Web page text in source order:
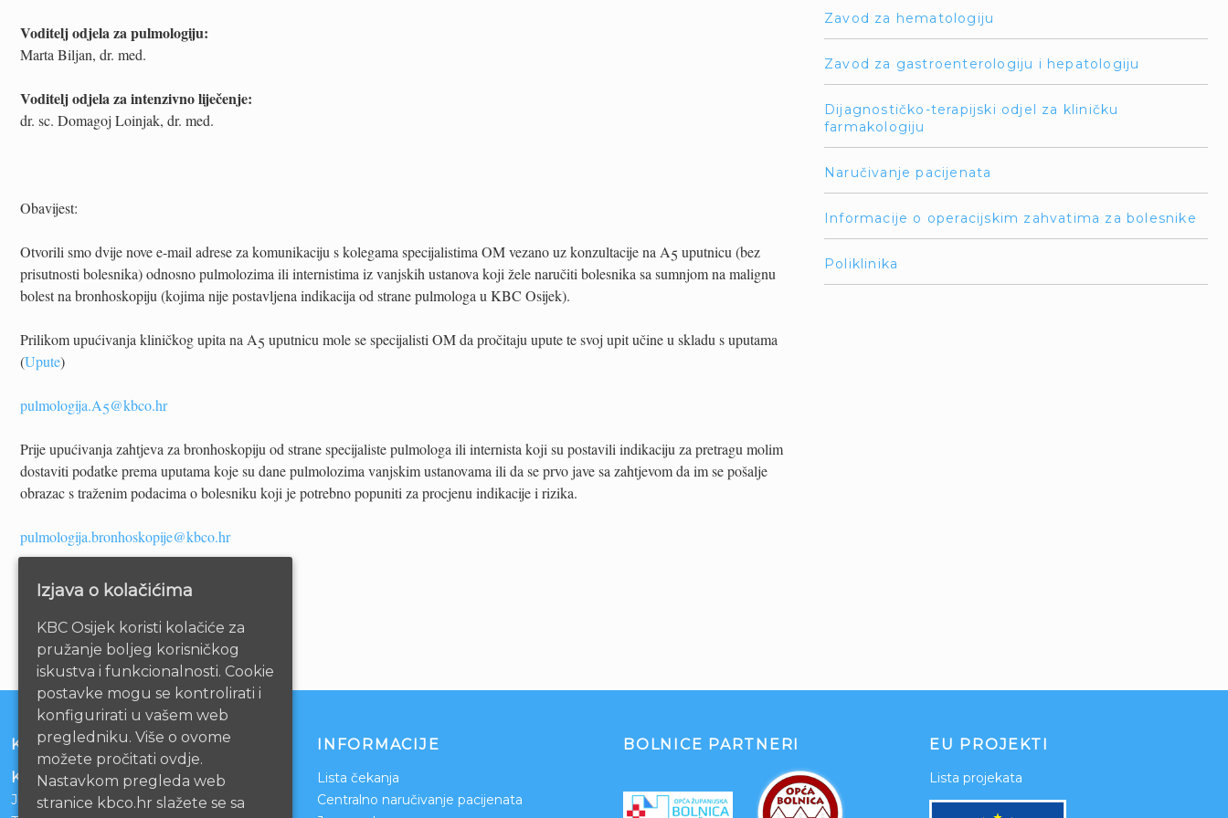
Voditelj odjela za pulmologiju:
Marta Biljan, dr. med.
Voditelj odjela za intenzivno liječenje:
dr. sc. Domagoj Loinjak, dr. med.
Obavijest:
Otvorili smo dvije nove e-mail adrese za komunikaciju s kolegama specijalistima OM vezano uz konzultacije na A5 uputnicu (bez
prisutnosti bolesnika) odnosno pulmolozima ili internistima iz vanjskih ustanova koji žele naručiti bolesnika sa sumnjom na malignu
bolest na bronhoskopiju (kojima nije postavljena indikacija od strane pulmologa u KBC Osijek).
Prilikom upućivanja kliničkog upita na A5 uputnicu mole se specijalisti OM da pročitaju upute te svoj upit učine u skladu s uputama
(Upute)
pulmologija.A5@kbco.hr
Prije upućivanja zahtjeva za bronhoskopiju od strane specijaliste pulmologa ili internista koji su postavili indikaciju za pretragu molim
dostaviti podatke prema uputama koje su dane pulmolozima vanjskim ustanovama ili da se prvo jave sa zahtjevom da im se pošalje
obrazac s traženim podacima o bolesniku koji je potrebno popuniti za procjenu indikacije i rizika.
pulmologija.bronhoskopije@kbco.hr
Zavod za hematologiju
Zavod za gastroenterologiju i hepatologiju
Dijagnostičko-terapijski odjel za kliničku
farmakologiju
Naručivanje pacijenata
Informacije o operacijskim zahvatima za bolesnike
Poliklinika
KONTAKT
Klinički bolnički centar Osijek
Josipa Huttlera 4
INFORMACIJE
Lista čekanja
Centralno naručivanje pacijenata
BOLNICE PARTNERI EU PROJEKTI
Lista projekata
Izjava o kolačićima
KBC Osijek koristi kolačiće za
pružanje boljeg korisničkog
iskustva i funkcionalnosti. Cookie
postavke mogu se kontrolirati i
konfigurirati u vašem web
pregledniku. Više o ovome
možete pročitati ovdje.
Nastavkom pregleda web
stranice kbco.hr slažete se sa